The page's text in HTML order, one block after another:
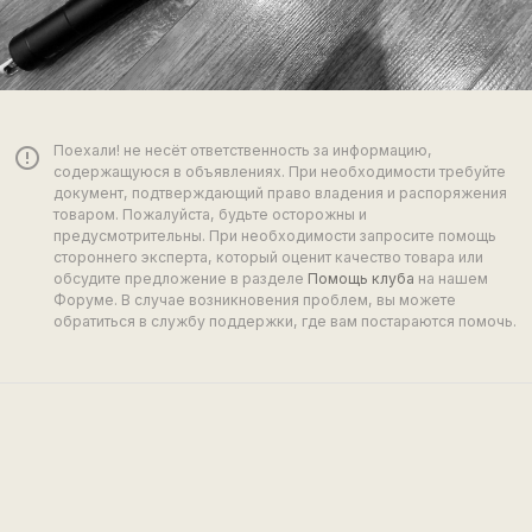
error_outline
Поехали! не несёт ответственность за информацию,
содержащуюся в объявлениях. При необходимости требуйте
документ, подтверждающий право владения и распоряжения
товаром. Пожалуйста, будьте осторожны и
предусмотрительны. При необходимости запросите помощь
стороннего эксперта, который оценит качество товара или
обсудите предложение в разделе Помощь клуба на нашем
Форуме. В случае возникновения проблем, вы можете
обратиться в службу поддержки, где вам постараются помочь.